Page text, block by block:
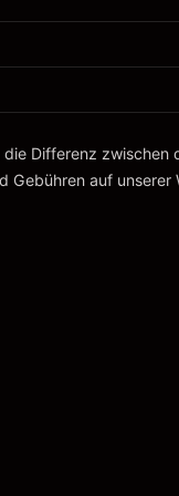
Differenz zwischen
Gebühren auf unserer